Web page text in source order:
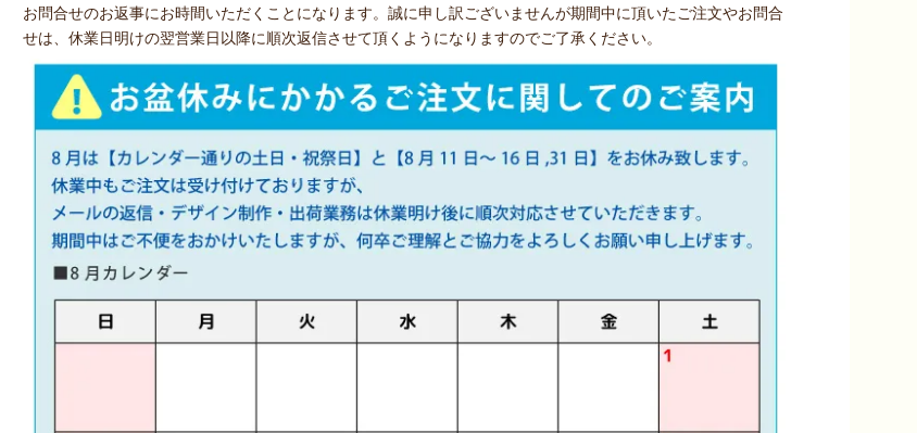
お問合せのお返事にお時間いただくことになります。誠に申し訳ございませんが期間中に頂いたご注文やお問合
せは、休業日明けの翌営業日以降に順次返信させて頂くようになりますのでご了承ください。